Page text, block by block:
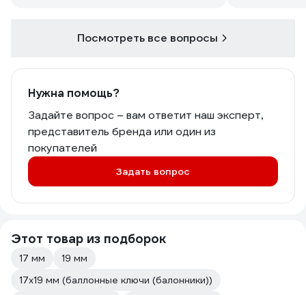
Посмотреть все вопросы
Нужна помощь?
Задайте вопрос – вам ответит наш эксперт,
представитель бренда или один из
покупателей
Задать вопрос
Этот товар из подборок
17 мм
19 мм
17х19 мм (баллонные ключи (балонники))